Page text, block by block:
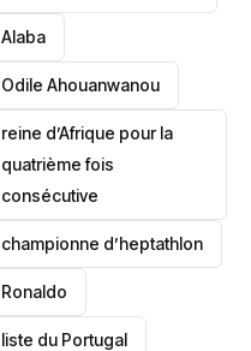
Alaba
Odile Ahouanwanou
reine d’Afrique pour la
quatrième fois
consécutive
championne d’heptathlon
Ronaldo
liste du Portugal